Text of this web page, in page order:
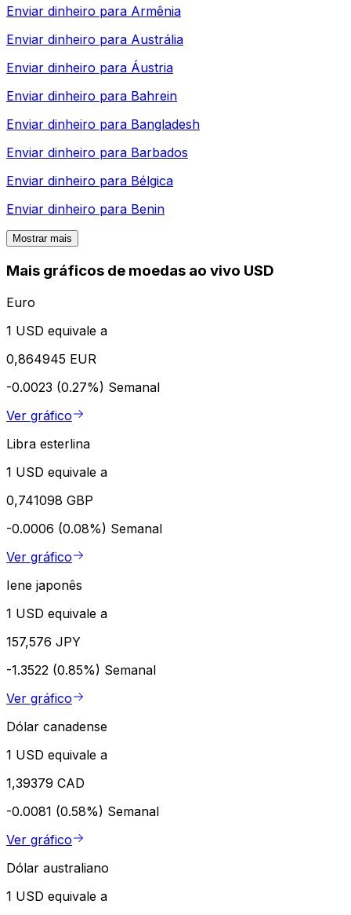
Enviar dinheiro para Armênia
Enviar dinheiro para Austrália
Enviar dinheiro para Áustria
Enviar dinheiro para Bahrein
Enviar dinheiro para Bangladesh
Enviar dinheiro para Barbados
Enviar dinheiro para Bélgica
Enviar dinheiro para Benin
Mostrar mais
Mais gráficos de moedas ao vivo USD
Euro
1 USD equivale a
0,864945 EUR
-0.0023 (0.27%) Semanal
Ver gráfico
Libra esterlina
1 USD equivale a
0,741098 GBP
-0.0006 (0.08%) Semanal
Ver gráfico
Iene japonês
1 USD equivale a
157,576 JPY
-1.3522 (0.85%) Semanal
Ver gráfico
Dólar canadense
1 USD equivale a
1,39379 CAD
-0.0081 (0.58%) Semanal
Ver gráfico
Dólar australiano
1 USD equivale a